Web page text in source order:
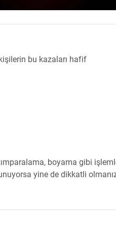
bu kazaları hafif
boyama gibi
yine de dikkatli